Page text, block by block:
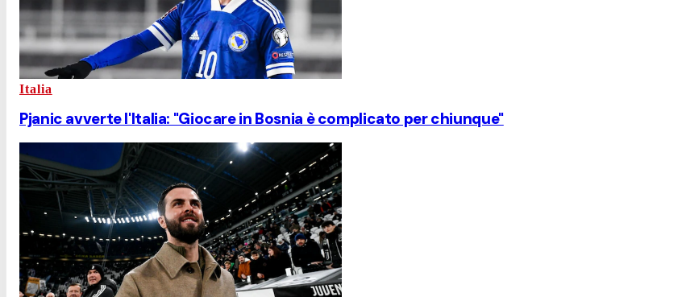
Italia
Pjanic avverte l'Italia: "Giocare in Bosnia è complicato per chiunque"